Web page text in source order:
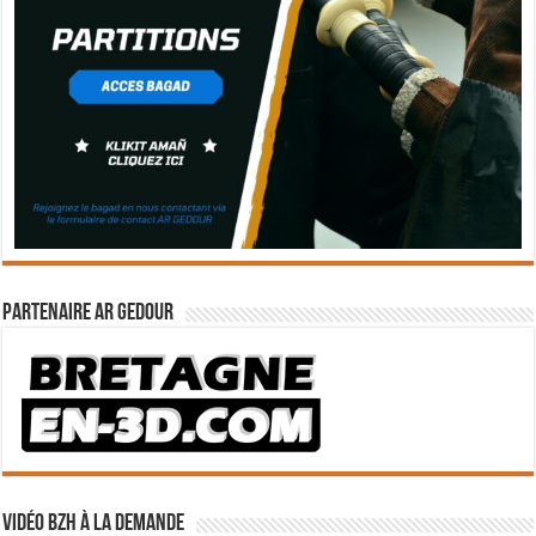
Partenaire Ar Gedour
Vidéo BZH à la demande